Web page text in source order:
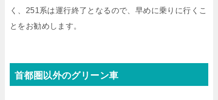
く、251系は運行終了となるので、早めに乗りに行くこ
とをお勧めします。
首都圏以外のグリーン車